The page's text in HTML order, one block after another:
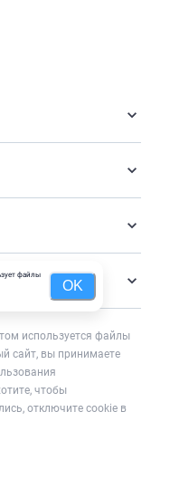
используется файлы
сайт, вы принимаете
чтобы
отключите cookie в
файлы
OK